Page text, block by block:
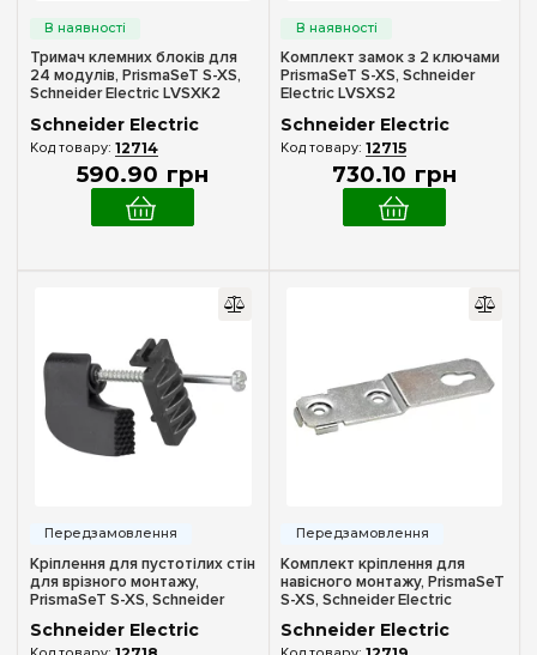
Тримач клемних блоків для
24 модулів, PrismaSeT S-XS,
Schneider Electric LVSXK2
Schneider Electric
12714
590.90 грн
Комплект замок з 2 ключами
PrismaSeT S-XS, Schneider
Electric LVSXS2
Schneider Electric
12715
730.10 грн
Кріплення для пустотілих стін
для врізного монтажу,
PrismaSeT S-XS, Schneider
Electric LVSXX5
Schneider Electric
Комплект кріплення для
навісного монтажу, PrismaSeT
S-XS, Schneider Electric
Schneider Electric